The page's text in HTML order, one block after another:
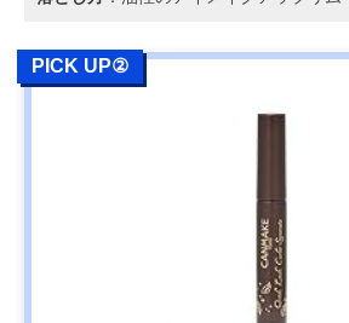
PICK UP②